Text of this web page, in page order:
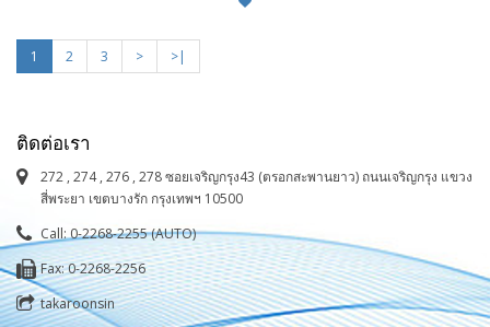
1 2 3 > >|
ติดต่อเรา
272 , 274 , 276 , 278 ซอยเจริญกรุง43 (ตรอกสะพานยาว) ถนนเจริญกรุง แขวง
สี่พระยา เขตบางรัก กรุงเทพฯ 10500
Call: 0-2268-2255 (AUTO)
Fax: 0-2268-2256
takaroonsin